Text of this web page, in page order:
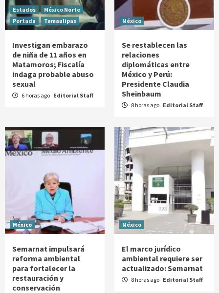
Estados
México Norte
Portada
Tamaulipas
Investigan embarazo
de niña de 11 años en
Matamoros; Fiscalía
indaga probable abuso
sexual
6 horas ago Editorial Staff
México
Se restablecen las
relaciones
diplomáticas entre
México y Perú:
Presidente Claudia
Sheinbaum
8 horas ago Editorial Staff
México
Semarnat impulsará
reforma ambiental
para fortalecer la
restauración y
conservación
México
El marco jurídico
ambiental requiere ser
actualizado: Semarnat
8 horas ago Editorial Staff